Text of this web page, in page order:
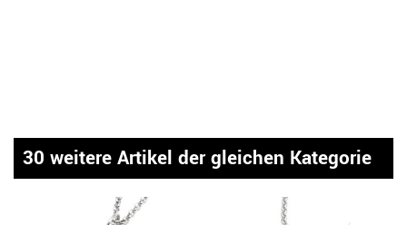
30 weitere Artikel der gleichen Kategorie